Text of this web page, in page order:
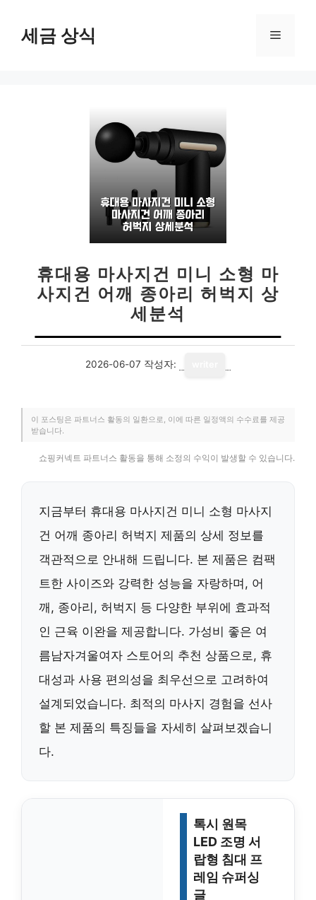
세금 상식 메
휴대용 마사지건 미니 소형 마
사지건 어깨 종아리 허벅지 상
세분석
2026-06-07 작성자:
이 포스팅은 파트너스 활동의 일환으로, 이에 따른 일정액의 수수료를 제공
받습니다.
쇼핑커넥트 파트너스 활동을 통해 소정의 수익이 발생할 수 있습니다.
지금부터 휴대용 마사지건 미니 소형 마사지
건 어깨 종아리 허벅지 제품의 상세 정보를
객관적으로 안내해 드립니다. 본 제품은 컴팩
트한 사이즈와 강력한 성능을 자랑하며, 어
깨, 종아리, 허벅지 등 다양한 부위에 효과적
인 근육 이완을 제공합니다. 가성비 좋은 여
름남자겨울여자 스토어의 추천 상품으로, 휴
대성과 사용 편의성을 최우선으로 고려하여
설계되었습니다. 최적의 마사지 경험을 선사
할 본 제품의 특징들을 자세히 살펴보겠습니
다.
톡시 원목
LED 조명 서
랍형 침대 프
레임 슈퍼싱
글